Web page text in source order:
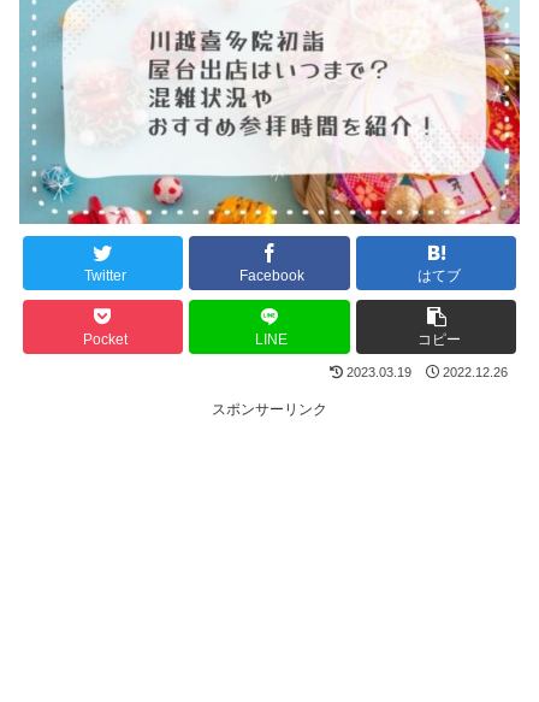
Twitter Facebook はてブ
Pocket LINE コピー
2023.03.19 2022.12.26
スポンサーリンク